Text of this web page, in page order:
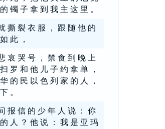
的 镯 子 拿 到 我 主 这 里 。
撕 裂 衣 服 ， 跟 随 他 的
此 ，
哀 哭 号 ， 禁 食 到 晚 上
罗 和 他 儿 子 约 拿 单 ，
的 民 以 色 列 家 的 人 ，
。
报 信 的 少 年 人 说 ： 你
人 ？ 他 说 ： 我 是 亚 玛